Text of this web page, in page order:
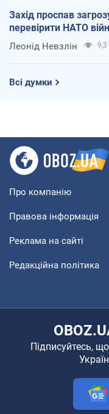
Захід проспав
перевірити НАТО
Леонід Невзлін 9,3
Всі думки
Про компанію
Правова інформація
Реклама на сайті
Редакційна політика
Підписуйтесь,